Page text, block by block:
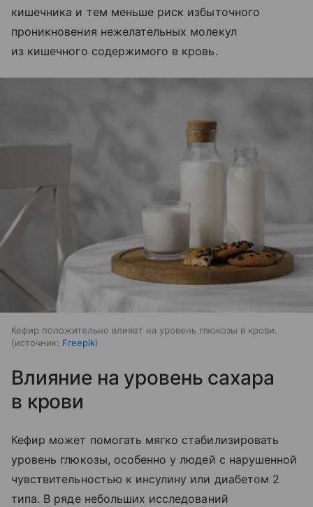
кишечника и тем меньше риск избыточного
проникновения нежелательных молекул
из кишечного содержимого в кровь.
Кефир положительно влияет на уровень глюкозы в крови.
источник: Freepik
Влияние на уровень сахара
в крови
Кефир может помогать мягко стабилизировать
уровень глюкозы, особенно у людей с нарушенной
чувствительностью к инсулину или диабетом 2
типа. В ряде небольших исследований